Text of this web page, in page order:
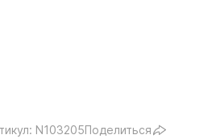
N103205Поделиться